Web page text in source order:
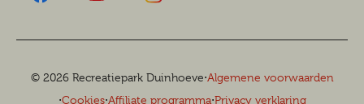
© 2026 Recreatiepark Duinhoeve·Algemene voorwaarden
·Cookies·Affiliate programma·Privacy verklaring